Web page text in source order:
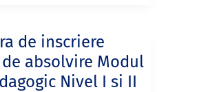
de inscriere
absolvire Modul
Nivel I si II